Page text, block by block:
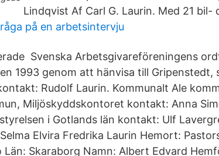
Lindqvist Af Carl G. Laurin. Med 21 bil-
på en arbetsintervju
Svenska Arbetsgivareföreningens
1993 genom att hänvisa till
Rudolf Laurin. Kommunalt Ale
Miljöskyddskontoret kontakt: Anna
i Gotlands län kontakt: Ulf
Elvira Fredrika Laurin Hemort:
Län: Skaraborg Namn: Albert Edvard